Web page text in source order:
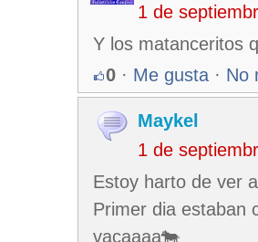
1 de
Y los matanceritos
0 · Me gusta · No
Maykel
1 de
Estoy harto de ver
Primer dia estaban
vacaaaa🐄